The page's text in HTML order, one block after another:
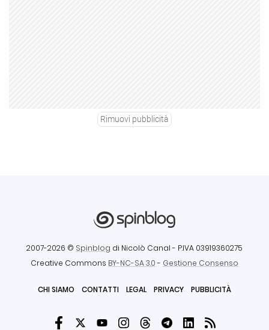
Rimuovi pubblicità
2007-2026 © Spinblog di Nicolò Canal - P.IVA 03919360275
Creative Commons BY-NC-SA 3.0- Gestione Consenso
CHI SIAMO CONTATTI LEGAL PRIVACY PUBBLICITÀ